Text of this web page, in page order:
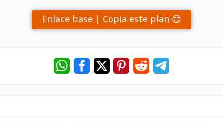
Enlace base | Copia este plan 😊